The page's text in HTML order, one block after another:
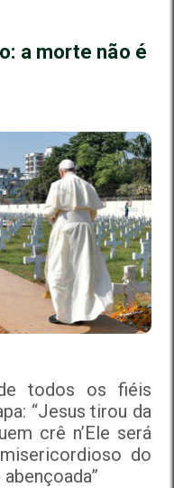
a morte não é
todos os fiéis
“Jesus tirou da
crê n’Ele será
do